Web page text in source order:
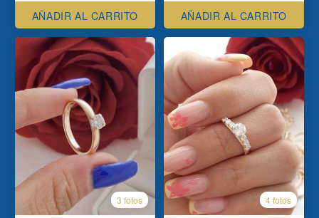
AÑADIR AL CARRITO AÑADIR AL CARRITO
3 fotos 4 fotos